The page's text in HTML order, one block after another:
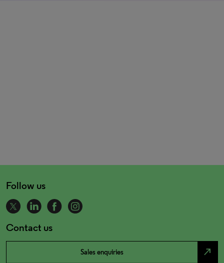
Follow us
Contact us
Sales enquiries north_east